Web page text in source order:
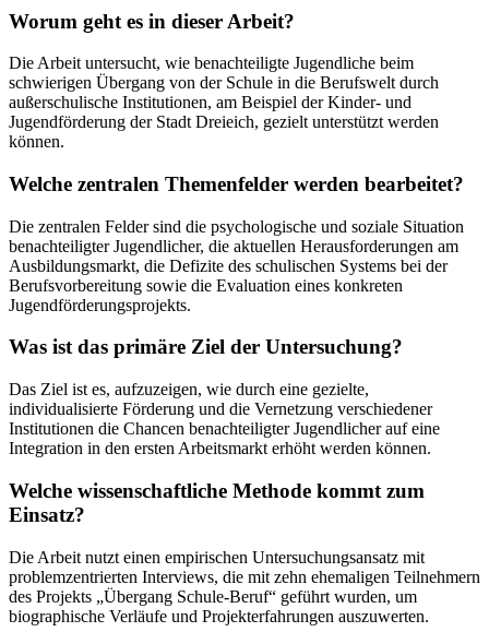
Worum geht es in dieser Arbeit?
Die Arbeit untersucht, wie benachteiligte Jugendliche beim
schwierigen Übergang von der Schule in die Berufswelt durch
außerschulische Institutionen, am Beispiel der Kinder- und
Jugendförderung der Stadt Dreieich, gezielt unterstützt werden
können.
Welche zentralen Themenfelder werden bearbeitet?
Die zentralen Felder sind die psychologische und soziale Situation
benachteiligter Jugendlicher, die aktuellen Herausforderungen am
Ausbildungsmarkt, die Defizite des schulischen Systems bei der
Berufsvorbereitung sowie die Evaluation eines konkreten
Jugendförderungsprojekts.
Was ist das primäre Ziel der Untersuchung?
Das Ziel ist es, aufzuzeigen, wie durch eine gezielte,
individualisierte Förderung und die Vernetzung verschiedener
Institutionen die Chancen benachteiligter Jugendlicher auf eine
Integration in den ersten Arbeitsmarkt erhöht werden können.
Welche wissenschaftliche Methode kommt zum
Einsatz?
Die Arbeit nutzt einen empirischen Untersuchungsansatz mit
problemzentrierten Interviews, die mit zehn ehemaligen Teilnehmern
des Projekts „Übergang Schule-Beruf“ geführt wurden, um
biographische Verläufe und Projekterfahrungen auszuwerten.